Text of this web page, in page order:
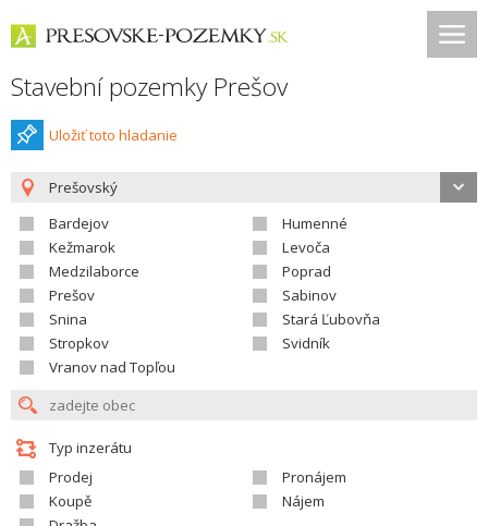
Stavební pozemky Prešov
Uložiť toto hladanie
Prešovský
Bardejov
Humenné
Kežmarok
Levoča
Medzilaborce
Poprad
Prešov
Sabinov
Snina
Stará Ľubovňa
Stropkov
Svidník
Vranov nad Topľou
Typ inzerátu
Prodej
Pronájem
Koupě
Nájem